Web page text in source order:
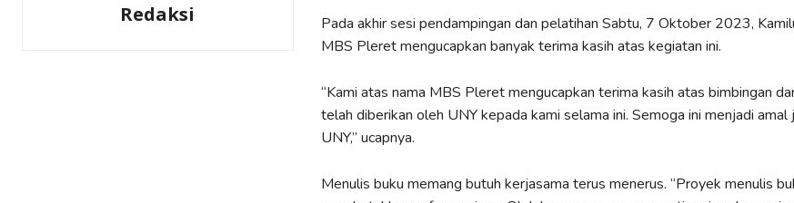
Redaksi
Pada akhir sesi pendampingan dan pelatihan Sabtu, 7 Oktober 2023,
MBS Pleret mengucapkan banyak terima kasih atas kegiatan ini.
“Kami atas nama MBS Pleret mengucapkan terima kasih atas bimbingan
telah diberikan oleh UNY kepada kami selama ini. Semoga ini menjadi
UNY,” ucapnya.
Menulis buku memang butuh kerjasama terus menerus. “Proyek menulis